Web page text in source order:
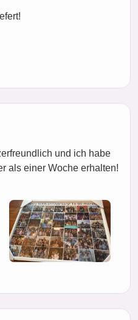
und ich habe
als einer Woche erhalten!